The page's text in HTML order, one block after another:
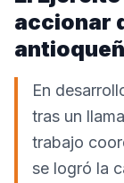
accionar
En
tras un
trabajo
se logró la